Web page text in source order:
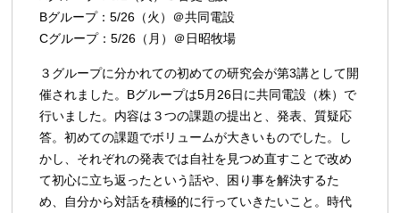
Bグループ：5/26（火）＠共同電設
Cグループ：5/26（月）＠日昭牧場
３グループに分かれての初めての研究会が第3講として開
催されました。Bグループは5月26日に共同電設（株）で
行いました。内容は３つの課題の提出と、発表、質疑応
答。初めての課題でボリュームが大きいものでした。し
かし、それぞれの発表では自社を見つめ直すことで改め
て初心に立ち返ったという話や、困り事を解決するた
め、自分から対話を積極的に行っていきたいこと。時代